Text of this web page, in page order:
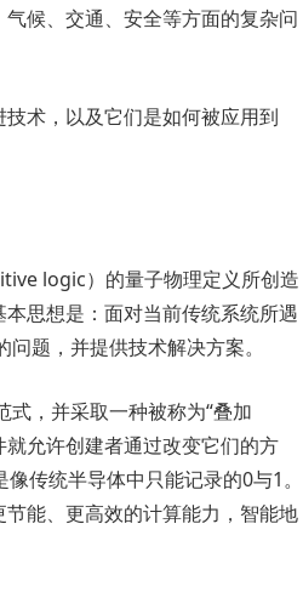
候、交通、安全等方面的复杂问
术，以及它们是如何被应用到
logic）的量子物理定义所创造
思想是：面对当前传统系统所遇
题，并提供技术解决方案。
，并采取一种被称为“叠加
允许创建者通过改变它们的方
传统半导体中只能记录的0与1。
能、更高效的计算能力，智能地